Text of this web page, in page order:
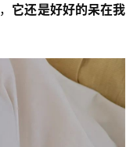
， 它还是好好的呆在我